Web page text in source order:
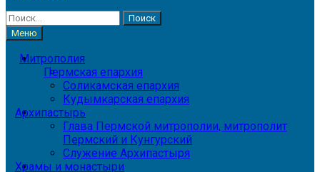
Найти:
Меню
Митрополия
Пермская епархия
Соликамская епархия
Кудымкарская епархия
Архипастырь
Глава Пермской митрополии, митрополит
Пермский и Кунгурский
Служение Архипастыря
Храмы и монастыри